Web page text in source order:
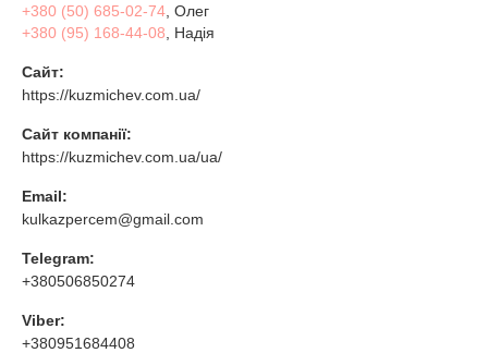
+380 (50) 685-02-74 , Олег
+380 (95) 168-44-08 , Надія
Сайт:
https://kuzmichev.com.ua/
Сайт компанії:
https://kuzmichev.com.ua/ua/
Email:
kulkazpercem@gmail.com
Telegram:
+380506850274
Viber:
+380951684408